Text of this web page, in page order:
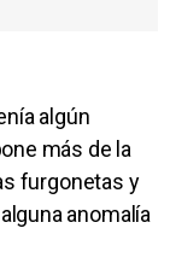
algún
más de la
furgonetas y
anomalía